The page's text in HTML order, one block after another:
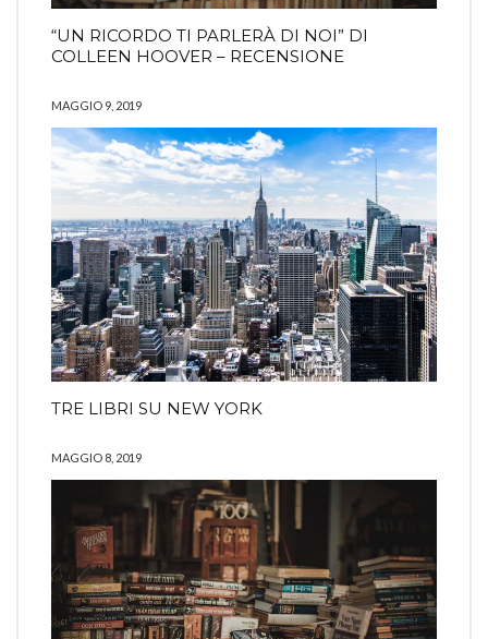
“UN RICORDO TI PARLERÀ DI NOI” DI
COLLEEN HOOVER – RECENSIONE
MAGGIO 9, 2019
TRE LIBRI SU NEW YORK
MAGGIO 8, 2019